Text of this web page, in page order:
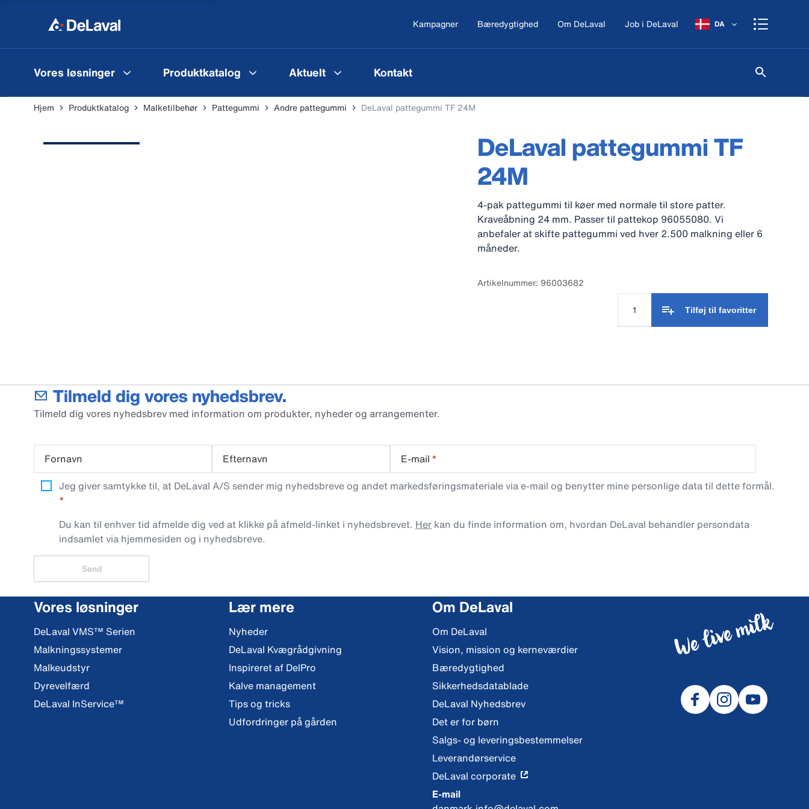
Kampagner Bæredygtighed Om DeLaval Job i DeLaval DA
Vores løsninger Produktkatalog Aktuelt Kontakt
Hjem Produktkatalog Malketilbehør Pattegummi Andre pattegummi DeLaval pattegummi TF 24M
DeLaval pattegummi TF
24M
4-pak pattegummi til køer med normale til store patter.
Kraveåbning 24 mm. Passer til pattekop 96055080. Vi
anbefaler at skifte pattegummi ved hver 2.500 malkning eller 6
måneder.
Artikelnummer: 96003682
Tilføj til favoritter
Tilmeld dig vores nyhedsbrev.
Tilmeld dig vores nyhedsbrev med information om produkter, nyheder og arrangementer.
Fornavn Efternavn E-mail *
Jeg giver samtykke til, at DeLaval A/S sender mig nyhedsbreve og andet markedsføringsmateriale via e-mail og benytter mine personlige data til dette formål.
Du kan til enhver tid afmelde dig ved at klikke på afmeld-linket i nyhedsbrevet. Her kan du finde information om, hvordan DeLaval behandler persondata
indsamlet via hjemmesiden og i nyhedsbreve.
Send
Vores løsninger
DeLaval VMS™ Serien
Malkningssystemer
Malkeudstyr
Dyrevelfærd
DeLaval InService™
Lær mere
Nyheder
DeLaval Kvægrådgivning
Inspireret af DelPro
Kalve management
Tips og tricks
Udfordringer på gården
Om DeLaval
Om DeLaval
Vision, mission og kerneværdier
Bæredygtighed
Sikkerhedsdatablade
DeLaval Nyhedsbrev
Det er for børn
Salgs- og leveringsbestemmelser
Leverandørservice
DeLaval corporate
E-mail